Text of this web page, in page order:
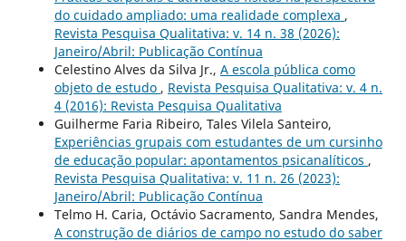
do cuidado ampliado: uma realidade complexa ,
Revista Pesquisa Qualitativa: v. 14 n. 38 (2026):
Janeiro/Abril: Publicação Contínua
Celestino Alves da Silva Jr., A escola pública como
objeto de estudo , Revista Pesquisa Qualitativa: v. 4 n.
4 (2016): Revista Pesquisa Qualitativa
Guilherme Faria Ribeiro, Tales Vilela Santeiro,
Experiências grupais com estudantes de um cursinho
de educação popular: apontamentos psicanalíticos ,
Revista Pesquisa Qualitativa: v. 11 n. 26 (2023):
Janeiro/Abril: Publicação Contínua
Telmo H. Caria, Octávio Sacramento, Sandra Mendes,
A construção de diários de campo no estudo do saber